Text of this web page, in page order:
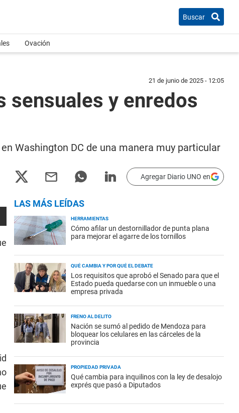
Buscar
Ovación
21 de junio de 2025 - 12:05
sensuales y enredos
Washington DC de una manera muy particular
Agregar Diario UNO en
LAS MÁS LEÍDAS
HERRAMIENTAS
Cómo afilar un destornillador de punta plana
para mejorar el agarre de los tornillos
QUÉ CAMBIA Y POR QUÉ EL DEBATE
Los requisitos que aprobó el Senado para que el
Estado pueda quedarse con un inmueble o una
empresa privada
FRENO AL DELITO
Nación se sumó al pedido de Mendoza para
bloquear los celulares en las cárceles de la
provincia
PROPIEDAD PRIVADA
Qué cambia para inquilinos con la ley de desalojo
exprés que pasó a Diputados